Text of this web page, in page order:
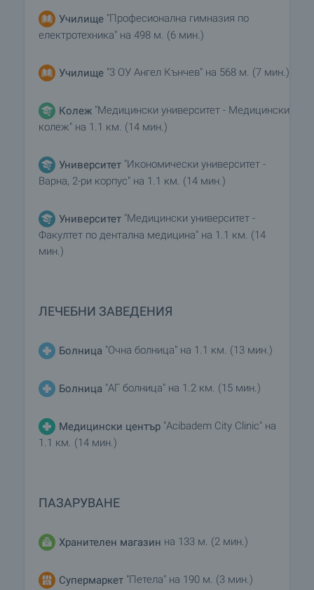
Училище "Професионална гимназия по
електротехника" на 498 м. (6 мин.)
Училище "3 ОУ Ангел Кънчев" на 568 м. (7 мин.)
Колеж "Медицински университет - Медицински
колеж" на 1.1 км. (14 мин.)
Университет "Икономически университет -
Варна, 2-ри корпус" на 1.1 км. (14 мин.)
Университет "Медицински университет -
Факултет по дентална медицина" на 1.1 км. (14
мин.)
ЛЕЧЕБНИ ЗАВЕДЕНИЯ
Болница "Очна болница" на 1.1 км. (13 мин.)
Болница "АГ болница" на 1.2 км. (15 мин.)
Медицински център "Acibadem City Clinic" на
1.1 км. (14 мин.)
ПАЗАРУВАНЕ
Хранителен магазин на 133 м. (2 мин.)
Супермаркет "Петела" на 190 м. (3 мин.)